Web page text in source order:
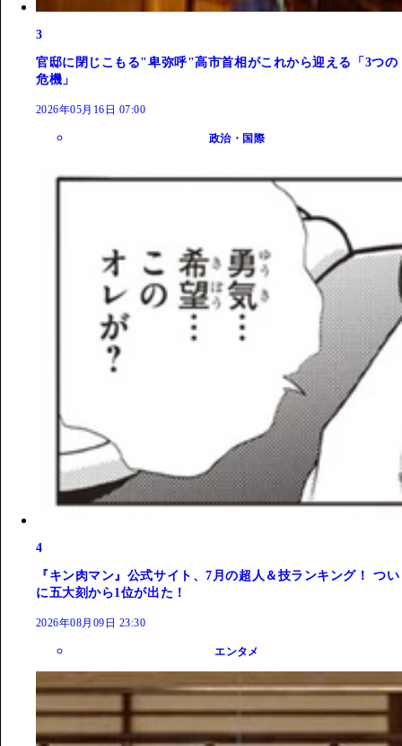
3
官邸に閉じこもる"卑弥呼"高市首相がこれから迎える「3つの
危機」
2026年05月16日 07:00
政治・国際
4
『キン肉マン』公式サイト、7月の超人＆技ランキング！ つい
に五大刻から1位が出た！
2026年08月09日 23:30
エンタメ